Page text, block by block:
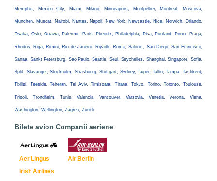
Memphis, Mexico City, Miami, Milano, Minneapolis, Montpellier, Montreal, Moscova,
Munchen, Muscat, Nairobi, Nantes, Napoli, New York, Newcastle, Nice, Norwich, Orlando,
Osaka, Oslo, Ottawa, Palermo, Paris, Pheonix, Philadelphia, Pisa, Portland, Porto, Praga,
Rhodos, Riga, Rimini, Rio de Janeiro, Riyadh, Roma, Salonic, San Diego, San Francisco,
Sanaa, Sankt Petersburg, Sao Paulo, Seattle, Seul, Seychelles, Shanghai, Singapore, Sofia,
Split, Stavanger, Stockholm, Strasbourg, Stuttgart, Sydney, Taipei, Tallin, Tampa, Tashkent,
Tbilisi, Teeside, Teheran, Tel Aviv, Timisoara, Tirana, Tokyo, Torino, Toronto, Toulouse,
Tripoli, Trondheim, Tunis, Valencia, Vancouver, Varsovia, Venetia, Verona, Viena,
Washington, Wellington, Zagreb, Zurich
Bilete avion Companii aeriene
Aer Lingus
Irish Airlines
Air Berlin